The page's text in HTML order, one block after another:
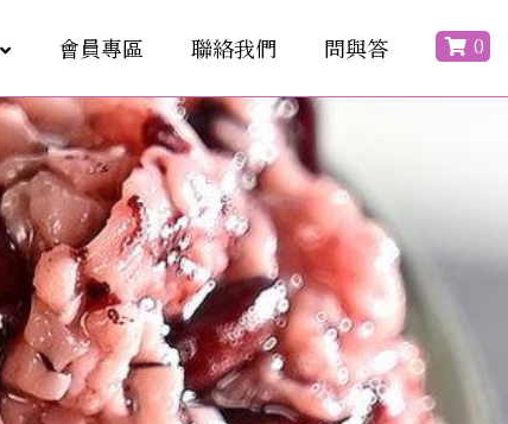
0
會員專區 聯絡我們 問與答